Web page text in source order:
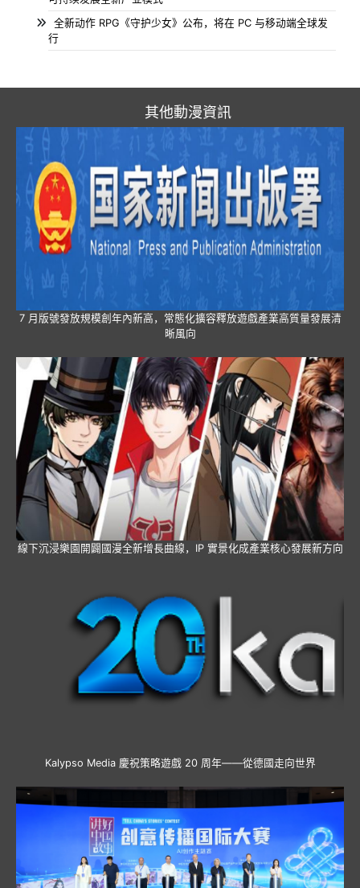
全新动作 RPG《守护少女》公布，将在 PC 与移动端全球发
行
其他動漫資訊
7 月版號發放規模創年內新高，常態化擴容釋放遊戲產業高質量發展清
晰風向
線下沉浸樂園開闢國漫全新增長曲線，IP 實景化成產業核心發展新方向
Kalypso Media 慶祝策略遊戲 20 周年——從德國走向世界